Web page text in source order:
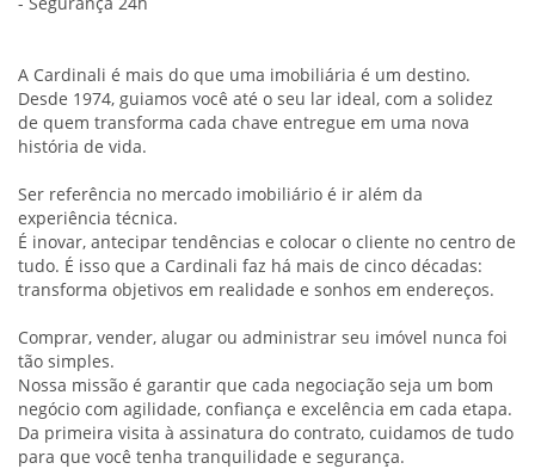
A Cardinali é mais do que uma imobiliária é um destino.
Desde 1974, guiamos você até o seu lar ideal, com a solidez
de quem transforma cada chave entregue em uma nova
história de vida.
Ser referência no mercado imobiliário é ir além da
experiência técnica.
É inovar, antecipar tendências e colocar o cliente no centro de
tudo. É isso que a Cardinali faz há mais de cinco décadas:
transforma objetivos em realidade e sonhos em endereços.
Comprar, vender, alugar ou administrar seu imóvel nunca foi
tão simples.
Nossa missão é garantir que cada negociação seja um bom
negócio com agilidade, confiança e excelência em cada etapa.
Da primeira visita à assinatura do contrato, cuidamos de tudo
para que você tenha tranquilidade e segurança.